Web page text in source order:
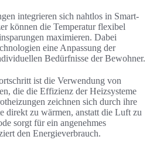
integrieren sich nahtlos in Smart-
können die Temperatur flexibel
maximieren. Dabei
eine Anpassung der
Bedürfnisse der Bewohner.
ist die Verwendung von
die die Effizienz der Heizsysteme
zeichnen sich durch ihre
direkt zu wärmen, anstatt die Luft zu
sorgt für ein angenehmes
den Energieverbrauch.